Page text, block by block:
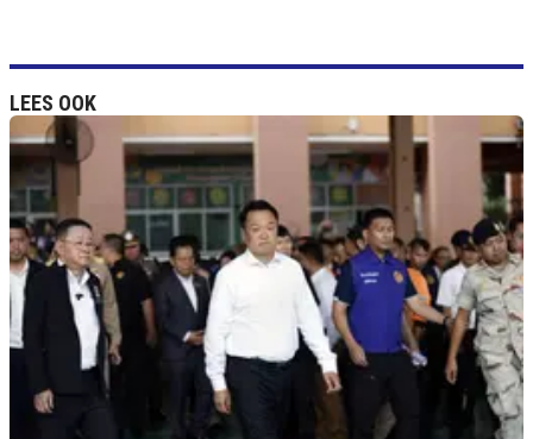
LEES OOK